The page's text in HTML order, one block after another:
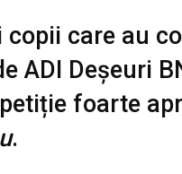
copii care au
ADI Deșeuri
foarte
.